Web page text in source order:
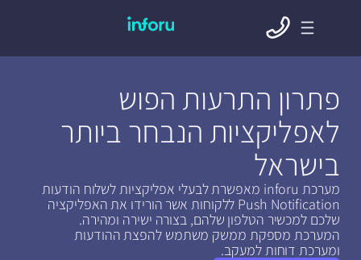
פתרון התרעות הפוש
לאפליקציות הנבחר ביותר
בישראל
מערכת inforu מאפשרת לבעלי אפליקציות לשלוח הודעות
Push Notification ללקוחות אשר הורידו את האפליקציה
שלכם למכשיר הטלפון שלהם, בצורה ישירה ומהירה.
המערכת מספקת ממשק משתמש להפצת ההודעות
ומערכת דוחות למעקב.